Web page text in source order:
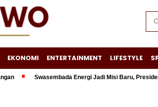
EKONOMI ENTERTAINMENT LIFESTYLE
Swasembada Energi Jadi Misi Baru, Presiden